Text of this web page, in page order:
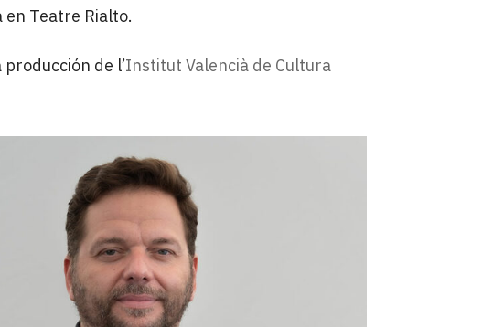
Teatre Rialto.
producción de l’Institut Valencià de Cultura